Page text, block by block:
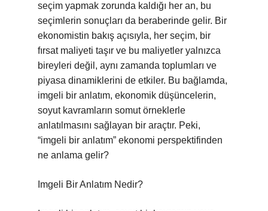
seçim yapmak zorunda kaldığı her an, bu
seçimlerin sonuçları da beraberinde gelir. Bir
ekonomistin bakış açısıyla, her seçim, bir
fırsat maliyeti taşır ve bu maliyetler yalnızca
bireyleri değil, aynı zamanda toplumları ve
piyasa dinamiklerini de etkiler. Bu bağlamda,
imgeli bir anlatım, ekonomik düşüncelerin,
soyut kavramların somut örneklerle
anlatılmasını sağlayan bir araçtır. Peki,
“imgeli bir anlatım” ekonomi perspektifinden
ne anlama gelir?
Imgeli Bir Anlatım Nedir?